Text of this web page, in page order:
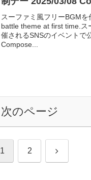
スーファミ風フリーBGM
battle theme at first time.ス
催されるSNSのイベントで
Compose...
次のページ
1 2 次